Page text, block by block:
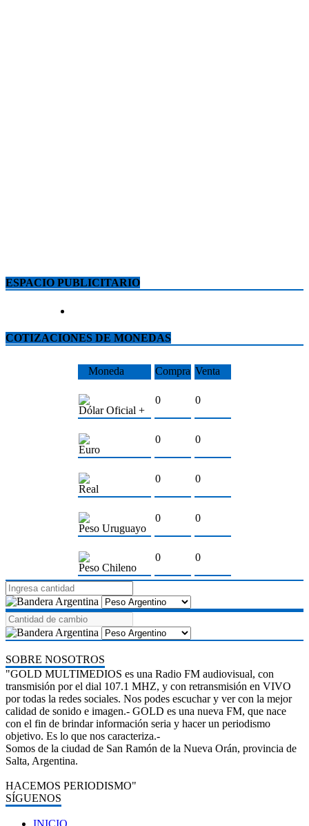
ESPACIO PUBLICITARIO
COTIZACIONES DE MONEDAS
Moneda Compra Venta
Dólar Oficial +
0 0
Euro
0 0
Real
0 0
Peso Uruguayo
0 0
Peso Chileno
0 0
SOBRE NOSOTROS
"GOLD MULTIMEDIOS es una Radio FM audiovisual, con
transmisión por el dial 107.1 MHZ, y con retransmisión en VIVO
por todas la redes sociales. Nos podes escuchar y ver con la mejor
calidad de sonido e imagen.- GOLD es una nueva FM, que nace
con el fin de brindar información seria y hacer un periodismo
objetivo. Es lo que nos caracteriza.-
Somos de la ciudad de San Ramón de la Nueva Orán, provincia de
Salta, Argentina.
HACEMOS PERIODISMO"
SÍGUENOS
INICIO